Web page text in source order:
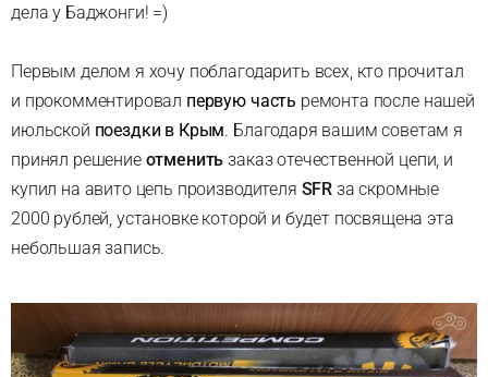
дела у Баджонги! =)
Первым делом я хочу поблагодарить всех, кто прочитал
и прокомментировал первую часть ремонта после нашей
июльской поездки в Крым. Благодаря вашим советам я
принял решение отменить заказ отечественной цепи, и
купил на авито цепь производителя SFR за скромные
2000 рублей, установке которой и будет посвящена эта
небольшая запись.